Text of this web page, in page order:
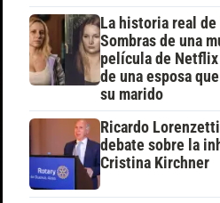
La historia real de
Sombras de una
película de
de una esposa
su marido
Ricardo
debate sobre la
Cristina Kirchner